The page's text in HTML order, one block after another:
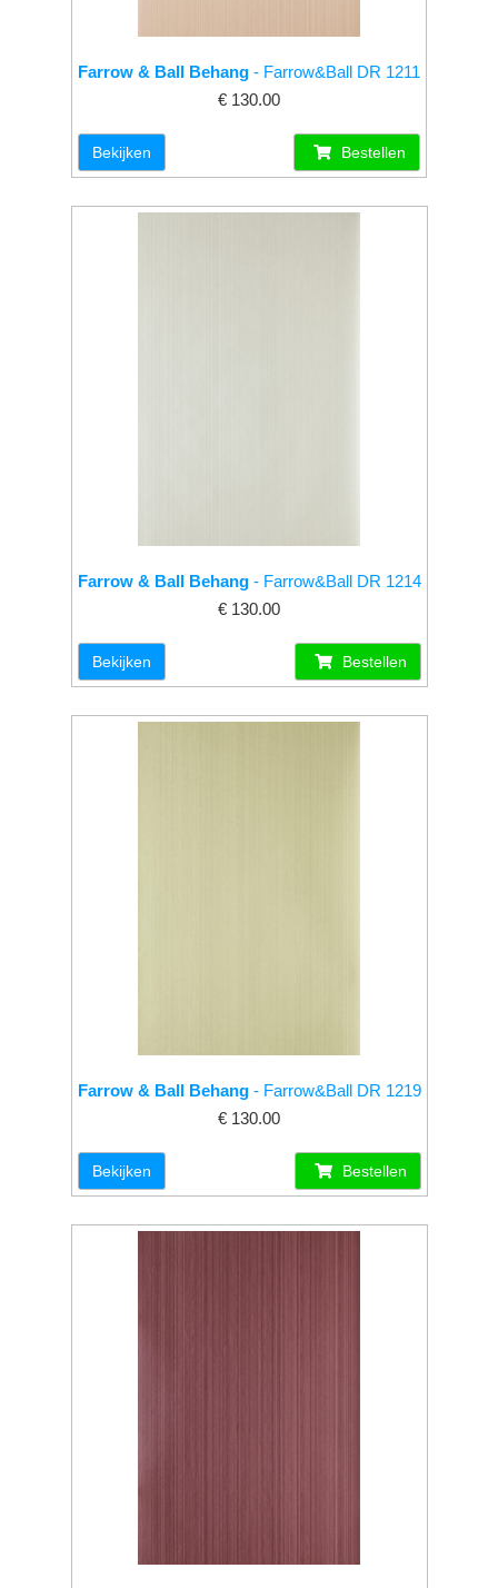
Farrow & Ball Behang - Farrow&Ball DR 1211
€ 130.00
Bekijken Bestellen
Farrow & Ball Behang- Farrow&Ball DR 1214
€ 130.00
Bekijken Bestellen
Farrow & Ball Behang- Farrow&Ball DR 1219
€ 130.00
Bekijken Bestellen